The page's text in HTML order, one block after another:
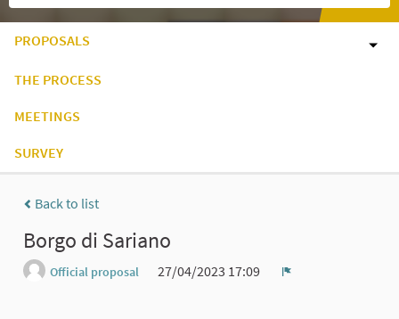
PROPOSALS
THE PROCESS
MEETINGS
SURVEY
Back to list
Borgo di Sariano
Official proposal
27/04/2023 17:09